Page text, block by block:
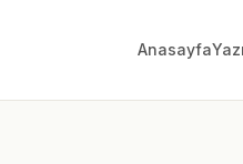
Anasayfa